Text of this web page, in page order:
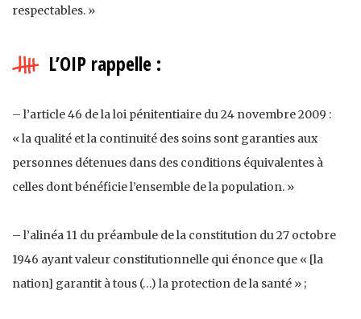
respectables. »
L’OIP rappelle :
– l’article 46 de la loi pénitentiaire du 24 novembre 2009 :
« la qualité et la continuité des soins sont garanties aux
personnes détenues dans des conditions équivalentes à
celles dont bénéficie l’ensemble de la population. »
– l’alinéa 11 du préambule de la constitution du 27 octobre
1946 ayant valeur constitutionnelle qui énonce que « [la
nation] garantit à tous (…) la protection de la santé » ;